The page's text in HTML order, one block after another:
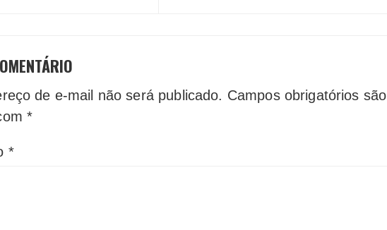
de e-mail não será publicado. Campos obrigatórios são
*
*